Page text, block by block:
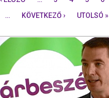
… KÖVETKEZŐ › UTOLSÓ »